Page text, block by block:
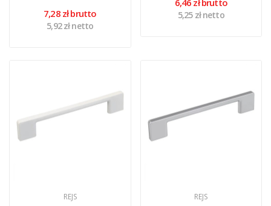
7,28 zł brutto
5,92 zł netto
5,25 zł netto
REJS REJS